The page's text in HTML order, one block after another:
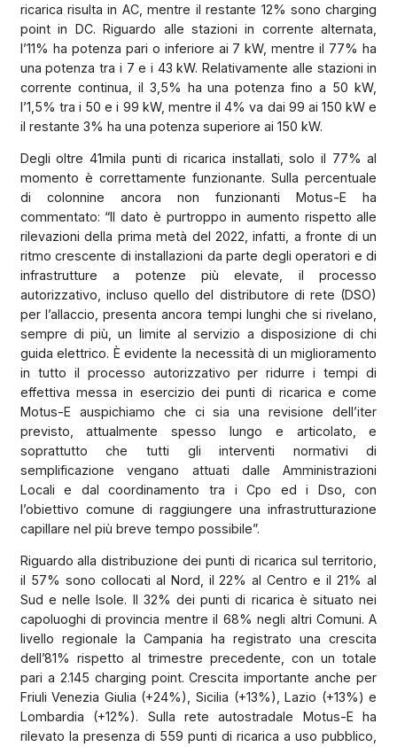
ricarica risulta in AC, mentre il restante 12% sono charging
point in DC. Riguardo alle stazioni in corrente alternata,
l’11% ha potenza pari o inferiore ai 7 kW, mentre il 77% ha
una potenza tra i 7 e i 43 kW. Relativamente alle stazioni in
corrente continua, il 3,5% ha una potenza fino a 50 kW,
l’1,5% tra i 50 e i 99 kW, mentre il 4% va dai 99 ai 150 kW e
il restante 3% ha una potenza superiore ai 150 kW.
Degli oltre 41mila punti di ricarica installati, solo il 77% al
momento è correttamente funzionante. Sulla percentuale
di colonnine ancora non funzionanti Motus-E ha
commentato: “Il dato è purtroppo in aumento rispetto alle
rilevazioni della prima metà del 2022, infatti, a fronte di un
ritmo crescente di installazioni da parte degli operatori e di
infrastrutture a potenze più elevate, il processo
autorizzativo, incluso quello del distributore di rete (DSO)
per l’allaccio, presenta ancora tempi lunghi che si rivelano,
sempre di più, un limite al servizio a disposizione di chi
guida elettrico. È evidente la necessità di un miglioramento
in tutto il processo autorizzativo per ridurre i tempi di
effettiva messa in esercizio dei punti di ricarica e come
Motus-E auspichiamo che ci sia una revisione dell’iter
previsto, attualmente spesso lungo e articolato, e
soprattutto che tutti gli interventi normativi di
semplificazione vengano attuati dalle Amministrazioni
Locali e dal coordinamento tra i Cpo ed i Dso, con
l’obiettivo comune di raggiungere una infrastrutturazione
capillare nel più breve tempo possibile”.
Riguardo alla distribuzione dei punti di ricarica sul territorio,
il 57% sono collocati al Nord, il 22% al Centro e il 21% al
Sud e nelle Isole. Il 32% dei punti di ricarica è situato nei
capoluoghi di provincia mentre il 68% negli altri Comuni. A
livello regionale la Campania ha registrato una crescita
dell’81% rispetto al trimestre precedente, con un totale
pari a 2.145 charging point. Crescita importante anche per
Friuli Venezia Giulia (+24%), Sicilia (+13%), Lazio (+13%) e
Lombardia (+12%). Sulla rete autostradale Motus-E ha
rilevato la presenza di 559 punti di ricarica a uso pubblico,